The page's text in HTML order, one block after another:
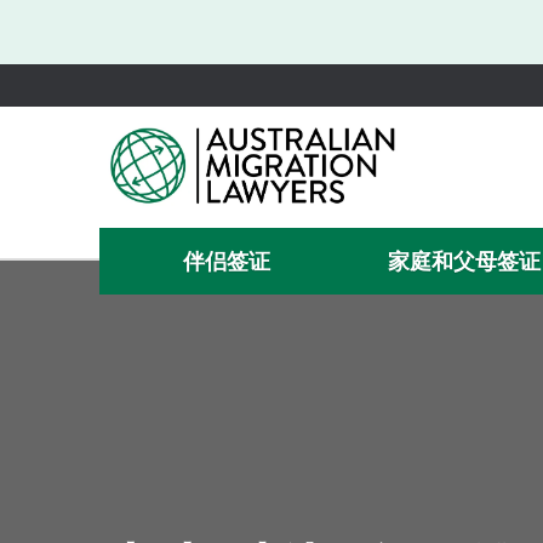
伴侣签证 家庭和父母签证